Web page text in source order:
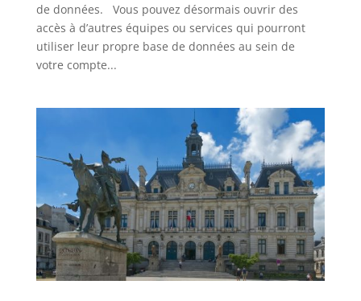
de données. Vous pouvez désormais ouvrir des
accès à d’autres équipes ou services qui pourront
utiliser leur propre base de données au sein de
votre compte...